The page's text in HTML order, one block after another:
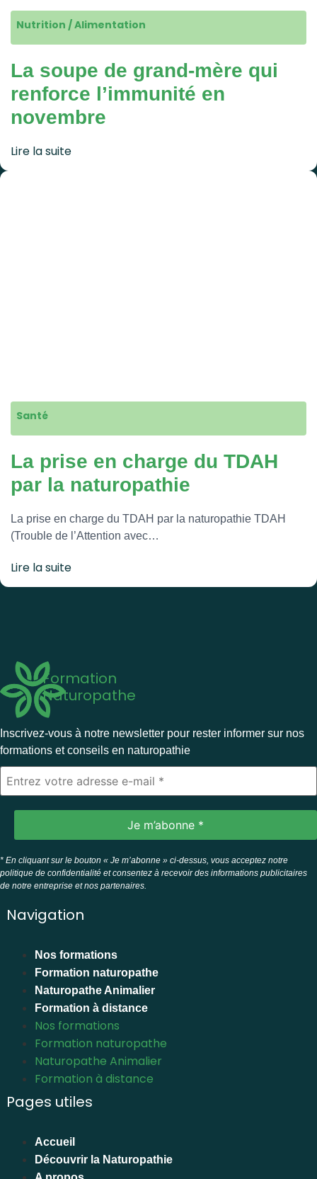
Nutrition / Alimentation
La soupe de grand-mère qui
renforce l’immunité en
novembre
Lire la suite
Santé
La prise en charge du TDAH
par la naturopathie
La prise en charge du TDAH par la naturopathie TDAH
(Trouble de l’Attention avec…
Lire la suite
Formation
Naturopathe
Inscrivez-vous à notre newsletter pour rester informer sur nos
formations et conseils en naturopathie
* En cliquant sur le bouton « Je m’abonne » ci-dessus, vous acceptez notre
politique de confidentialité et consentez à recevoir des informations publicitaires
de notre entreprise et nos partenaires.
Navigation
Nos formations
Formation naturopathe
Naturopathe Animalier
Formation à distance
Nos formations
Formation naturopathe
Naturopathe Animalier
Formation à distance
Pages utiles
Accueil
Découvrir la Naturopathie